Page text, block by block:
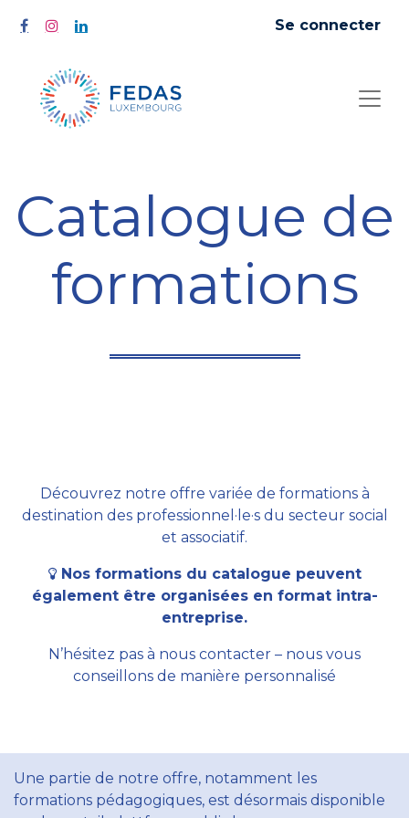
Se connecter
Catalogue de
formations
Découvrez notre offre variée de formations à
destination des professionnel·le·s du secteur social
et associatif.
Nos formations du catalogue peuvent
également être organisées en format intra-
entreprise.
N’hésitez pas à nous contacter – nous vous
conseillons de manière personnalisé
Une partie de notre offre, notamment les
formations pédagogiques, est désormais disponible